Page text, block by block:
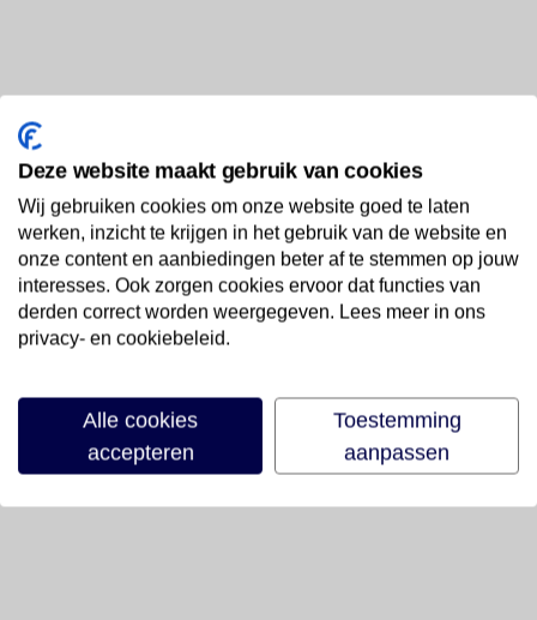
Deze website maakt gebruik van cookies
Wij gebruiken cookies om onze website goed te laten
werken, inzicht te krijgen in het gebruik van de website en
onze content en aanbiedingen beter af te stemmen op jouw
interesses. Ook zorgen cookies ervoor dat functies van
derden correct worden weergegeven. Lees meer in ons
privacy- en cookiebeleid.
Alle cookies
accepteren
Toestemming
aanpassen